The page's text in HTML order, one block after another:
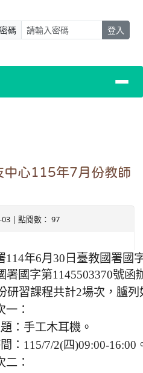
密碼 登入
中心115年7月份教師
03 | 點閱數： 97
114年6月30日臺教國署國
署國字第1145503370號函
研習課程共計2場次，臚列
一：
：手工木耳機。
：115/7/2(四)09:00-16:00
二：